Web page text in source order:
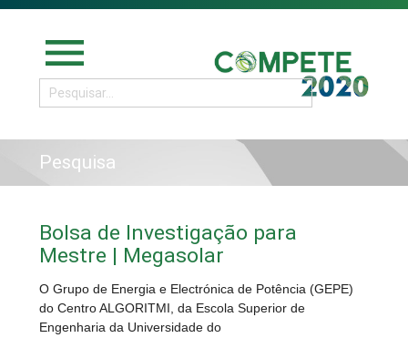
menu
Pesquisa
Bolsa de Investigação para
Mestre | Megasolar
O Grupo de Energia e Electrónica de Potência (GEPE)
do Centro ALGORITMI, da Escola Superior de
Engenharia da Universidade do